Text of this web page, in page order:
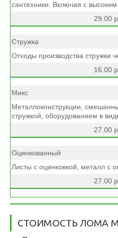
сантехники. Включая с
29.00
Стружка
Отходы производства стружки
16.00
Микс
Металлоконструкции,
стружкой, оборудованием в
27.00
Оцинкованный
Листы с оцинковкой, металл с
27.00
CТОИМОСТЬ ЛОМА